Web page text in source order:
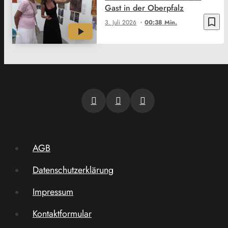
bookmark_border
3. Juli 2026 00:38 Min.
Gast in der Oberpfalz
AGB
Datenschutzerklärung
Impressum
Kontaktformular